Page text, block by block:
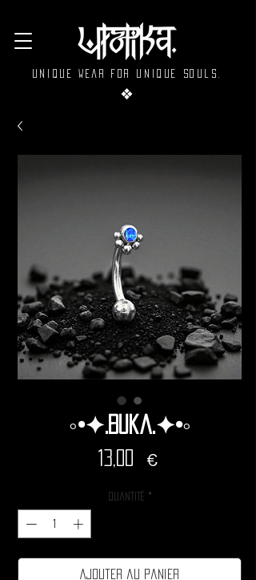
Unique wear for unique souls.
❖
◦•✦.Buka.✦•◦
13,00 €Prix
Quantité *
Ajouter au panier